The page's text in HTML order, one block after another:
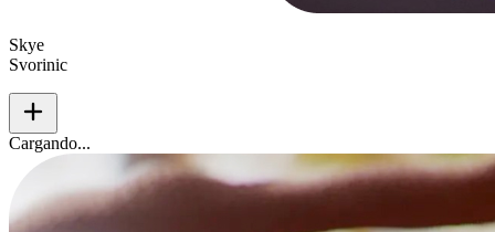
Skye
Svorinic
add
Cargando...